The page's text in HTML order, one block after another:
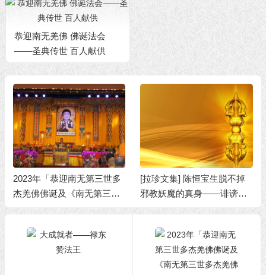
恭迎南无羌佛 佛诞法会
——圣典传世 百人献供
2023年「恭迎南无第三世多
杰羌佛佛诞及《南无第三世
多杰羌佛经藏总集》」法会
话内容
[拉珍文集] 陈恒宝生脱不掉
邪教妖魔的真身——诽谤佛
法僧五戒全犯，五逆恶罪非